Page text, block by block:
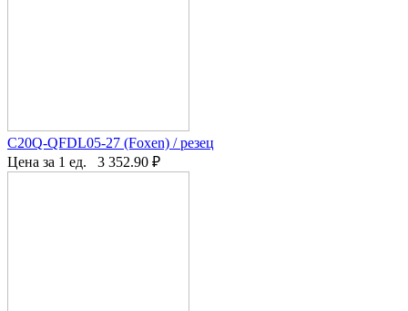
C20Q-QFDL05-27 (Foxen) / резец
Цена за 1 ед.
3 352.90 ₽